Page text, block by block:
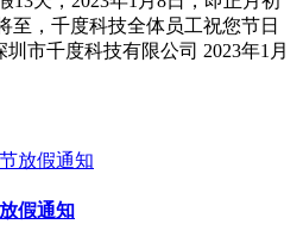
，千度科技全体员工祝您节日
市千度科技有限公司 2023年1月
假通知